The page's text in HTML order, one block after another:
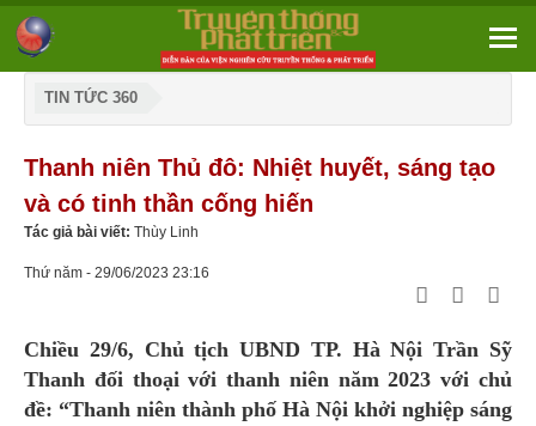
TIN TỨC 360
Thanh niên Thủ đô: Nhiệt huyết, sáng tạo
và có tinh thần cống hiến
Tác giả bài viết: Thùy Linh
Thứ năm - 29/06/2023 23:16
Chiều 29/6, Chủ tịch UBND TP. Hà Nội Trần Sỹ
Thanh đối thoại với thanh niên năm 2023 với chủ
đề: “Thanh niên thành phố Hà Nội khởi nghiệp sáng